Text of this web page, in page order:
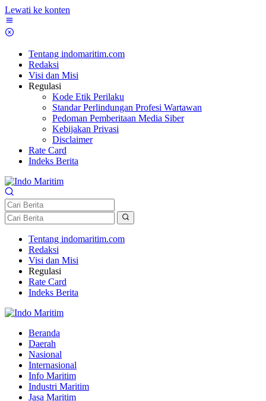
Lewati ke konten
Tentang indomaritim.com
Redaksi
Visi dan Misi
Regulasi
Kode Etik Perilaku
Standar Perlindungan Profesi Wartawan
Pedoman Pemberitaan Media Siber
Kebijakan Privasi
Disclaimer
Rate Card
Indeks Berita
Tentang indomaritim.com
Redaksi
Visi dan Misi
Regulasi
Rate Card
Indeks Berita
Beranda
Daerah
Nasional
Internasional
Info Maritim
Industri Maritim
Jasa Maritim